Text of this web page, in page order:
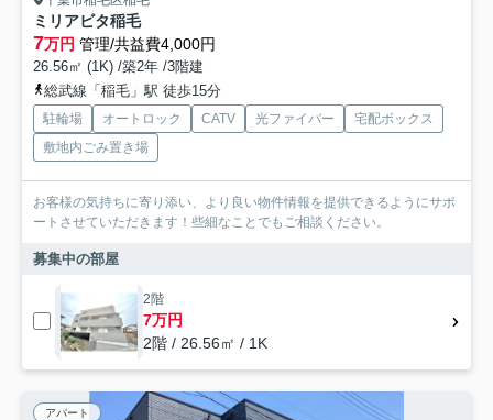
ミリアビタ稲毛
7万円 管理/共益費4,000円
26.56㎡ (1K) /築2年 /3階建
総武線「稲毛」駅 徒歩15分
駐輪場 オートロック CATV 光ファイバー
宅配ボックス
敷地内ごみ置き場
お客様の気持ちに寄り添い、より良い物件情報を提供できるようにサポ
ートさせていただきます！些細なことでもご相談ください。
募集中の部屋
2階
7万円
2階 / 26.56㎡ / 1K
アパート